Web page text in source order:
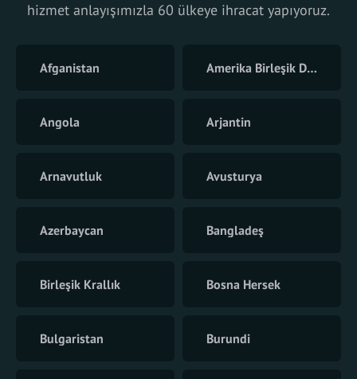
hizmet anlayışımızla 60 ülkeye ihracat yapıyoruz.
Afganistan Amerika Birleşik Devletleri
Angola Arjantin
Arnavutluk Avusturya
Azerbaycan Bangladeş
Birleşik Krallık Bosna Hersek
Bulgaristan Burundi